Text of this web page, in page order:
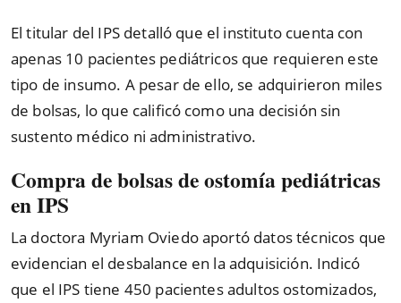
El titular del IPS detalló que el instituto cuenta con
apenas 10 pacientes pediátricos que requieren este
tipo de insumo. A pesar de ello, se adquirieron miles
de bolsas, lo que calificó como una decisión sin
sustento médico ni administrativo.
Compra de bolsas de ostomía pediátricas
en IPS
La doctora Myriam Oviedo aportó datos técnicos que
evidencian el desbalance en la adquisición. Indicó
que el IPS tiene 450 pacientes adultos ostomizados,